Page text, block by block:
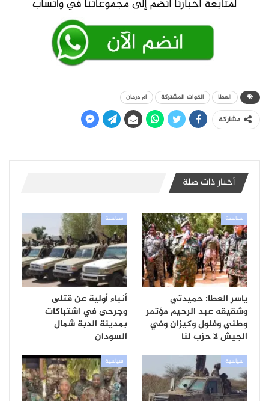
العطا القوات المشتركة ام درمان
مشاركة
أخبار ذات صلة
سياسية
ياسر العطا: حميدتي
وشقيقه عبد الرحيم مؤتمر
وطني وفلول وكيزان وفي
الجيش لا حزب لنا
سياسية
أنباء أولية عن قتلى
وجرحى في اشتباكات
بمدينة الدبة شمال
السودان
سياسية سياسية